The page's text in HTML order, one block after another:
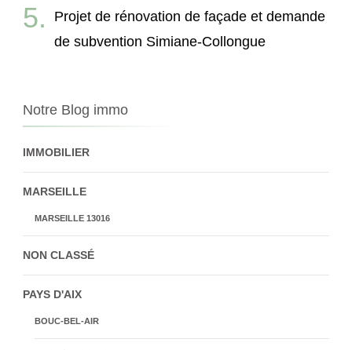
Projet de rénovation de façade et demande
de subvention Simiane-Collongue
Notre Blog immo
IMMOBILIER
MARSEILLE
MARSEILLE 13016
NON CLASSÉ
PAYS D'AIX
BOUC-BEL-AIR